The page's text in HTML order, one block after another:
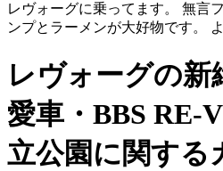
レヴォーグに乗ってます。 無言
ンプとラーメンが大好物です。
レヴォーグの新
愛車・BBS RE-
立公園に関する